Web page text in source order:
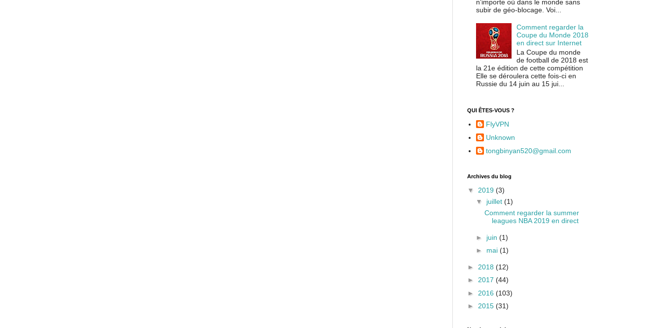
n’importe où dans le monde sans
subir de géo-blocage. Voi...
Comment regarder la
Coupe du Monde 2018
en direct sur Internet
La Coupe du monde
de football de 2018 est
la 21e édition de cette compétition
Elle se déroulera cette fois-ci en
Russie du 14 juin au 15 jui...
QUI ÊTES-VOUS ?
FlyVPN
Unknown
tongbinyan520@gmail.com
Archives du blog
▼ 2019 (3)
▼ juillet (1)
Comment regarder la summer
leagues NBA 2019 en direct
► juin (1)
► mai (1)
► 2018 (12)
► 2017 (44)
► 2016 (103)
► 2015 (31)